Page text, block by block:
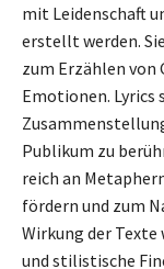
mit Leidenschaft
erstellt werden.
zum Erzählen
Emotionen. Lyrics
Publikum zu
reich an
fördern und zum
Wirkung der
und stilistische